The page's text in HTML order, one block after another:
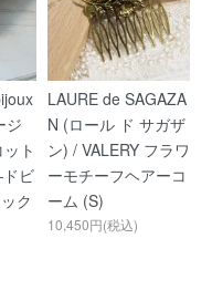
ジ
ト
ビ
ク
LAURE de SAGAZA
N (ロール ド サガザ
ン) / VALERY フラワ
ーモチーフヘアーコ
ーム (S)
10,450円(税込)